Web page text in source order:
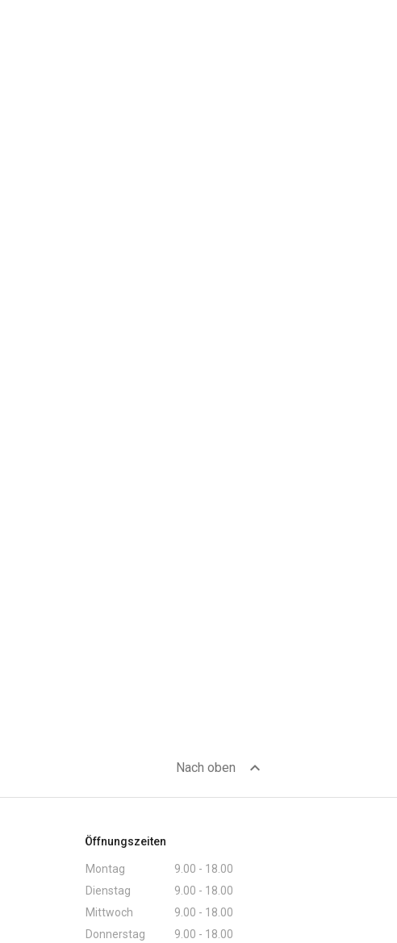
Nach oben expand_less
Öffnungszeiten
Montag
9.00 - 18.00
Dienstag
9.00 - 18.00
Mittwoch
9.00 - 18.00
Donnerstag
9.00 - 18.00